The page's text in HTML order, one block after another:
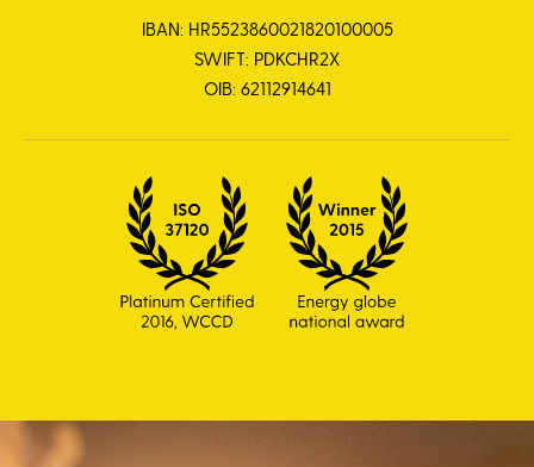
IBAN: HR5523860021820100005
SWIFT: PDKCHR2X
OIB: 62112914641